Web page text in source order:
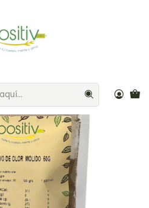
Clavo de olor molido 50gr Positiv